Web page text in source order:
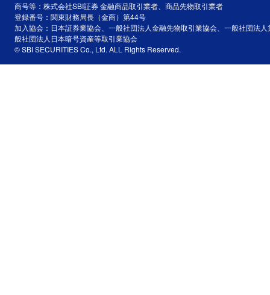
商号等：株式会社SBI証券 金融商品取引業者、商品先物取引業者
登録番号：関東財務局長（金商）第44号
加入協会：日本証券業協会、一般社団法人金融先物取引業協会、一般社団法
般社団法人日本暗号資産等取引業協会
© SBI SECURITIES Co., Ltd. ALL Rights Reserved.